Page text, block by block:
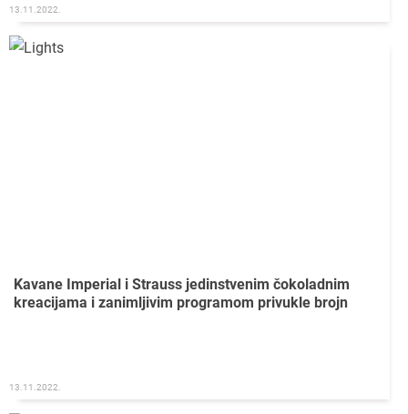
13.11.2022.
Kavane Imperial i Strauss jedinstvenim čokoladnim
kreacijama i zanimljivim programom privukle brojn
13.11.2022.